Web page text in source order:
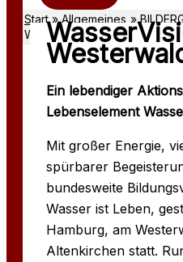
Start Allgemeines
WasserVision am
Ein lebendiger
Lebenselement
Mit großer Energie,
spürbarer
bundesweite
Wasser ist Leben,
Hamburg, am
Altenkirchen statt.